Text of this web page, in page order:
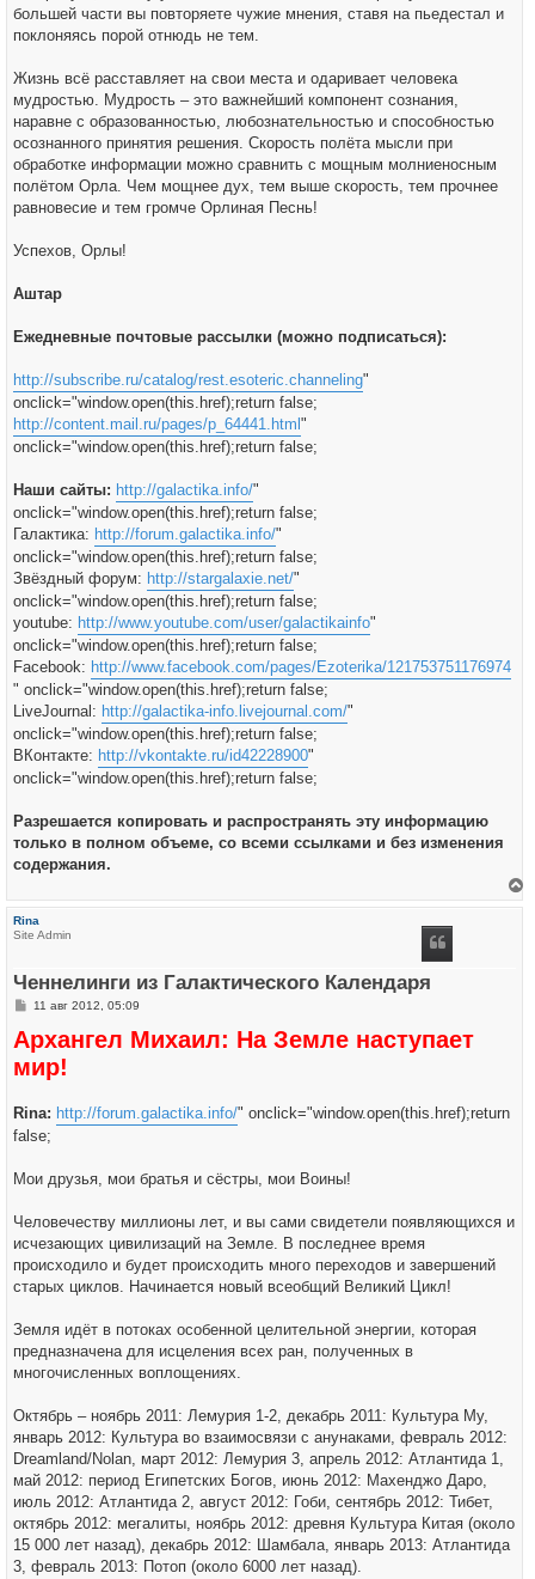
большей части вы повторяете чужие мнения, ставя на пьедестал и
поклоняясь порой отнюдь не тем.
Жизнь всё расставляет на свои места и одаривает человека
мудростью. Мудрость – это важнейший компонент сознания,
наравне с образованностью, любознательностью и способностью
осознанного принятия решения. Скорость полёта мысли при
обработке информации можно сравнить с мощным молниеносным
полётом Орла. Чем мощнее дух, тем выше скорость, тем прочнее
равновесие и тем громче Орлиная Песнь!
Успехов, Орлы!
Аштар
Ежедневные почтовые рассылки (можно подписаться):
http://subscribe.ru/catalog/rest.esoteric.channeling"
onclick="window.open(this.href);return false;
http://content.mail.ru/pages/p_64441.html "
onclick="window.open(this.href);return false;
Наши сайты: http://galactika.info/"
onclick="window.open(this.href);return false;
Галактика: http://forum.galactika.info/"
onclick="window.open(this.href);return false;
Звёздный форум: http://stargalaxie.net/"
onclick="window.open(this.href);return false;
youtube: http://www.youtube.com/user/galactikainfo"
onclick="window.open(this.href);return false;
Facebook: http://www.facebook.com/pages/Ezoterika/121753751176974
" onclick="window.open(this.href);return false;
LiveJournal: http://galactika-info.livejournal.com/"
onclick="window.open(this.href);return false;
ВКонтакте: http://vkontakte.ru/id42228900"
onclick="window.open(this.href);return false;
Разрешается копировать и распространять эту информацию
только в полном объеме, со всеми ссылками и без изменения
содержания.
Rina
Site Admin
Ченнелинги из Галактического Календаря
С
о
б
щ
е
е
11 авг 2012, 05:09
Архангел Михаил: На Земле наступает
мир!
Rina: http://forum.galactika.info/" onclick="window.open(this.href);return
false;
Мои друзья, мои братья и сёстры, мои Воины!
Человечеству миллионы лет, и вы сами свидетели появляющихся и
исчезающих цивилизаций на Земле. В последнее время
происходило и будет происходить много переходов и завершений
старых циклов. Начинается новый всеобщий Великий Цикл!
Земля идёт в потоках особенной целительной энергии, которая
предназначена для исцеления всех ран, полученных в
многочисленных воплощениях.
Октябрь – ноябрь 2011: Лемурия 1-2, декабрь 2011: Культура Му,
январь 2012: Культура во взаимосвязи с анунаками, февраль 2012:
Dreamland/Nolan, март 2012: Лемурия 3, апрель 2012: Атлантида 1,
май 2012: период Египетских Богов, июнь 2012: Махенджо Даро,
июль 2012: Атлантида 2, август 2012: Гоби, сентябрь 2012: Тибет,
октябрь 2012: мегалиты, ноябрь 2012: древня Культура Китая (около
15 000 лет назад), декабрь 2012: Шамбала, январь 2013: Атлантида
3, февраль 2013: Потоп (около 6000 лет назад).